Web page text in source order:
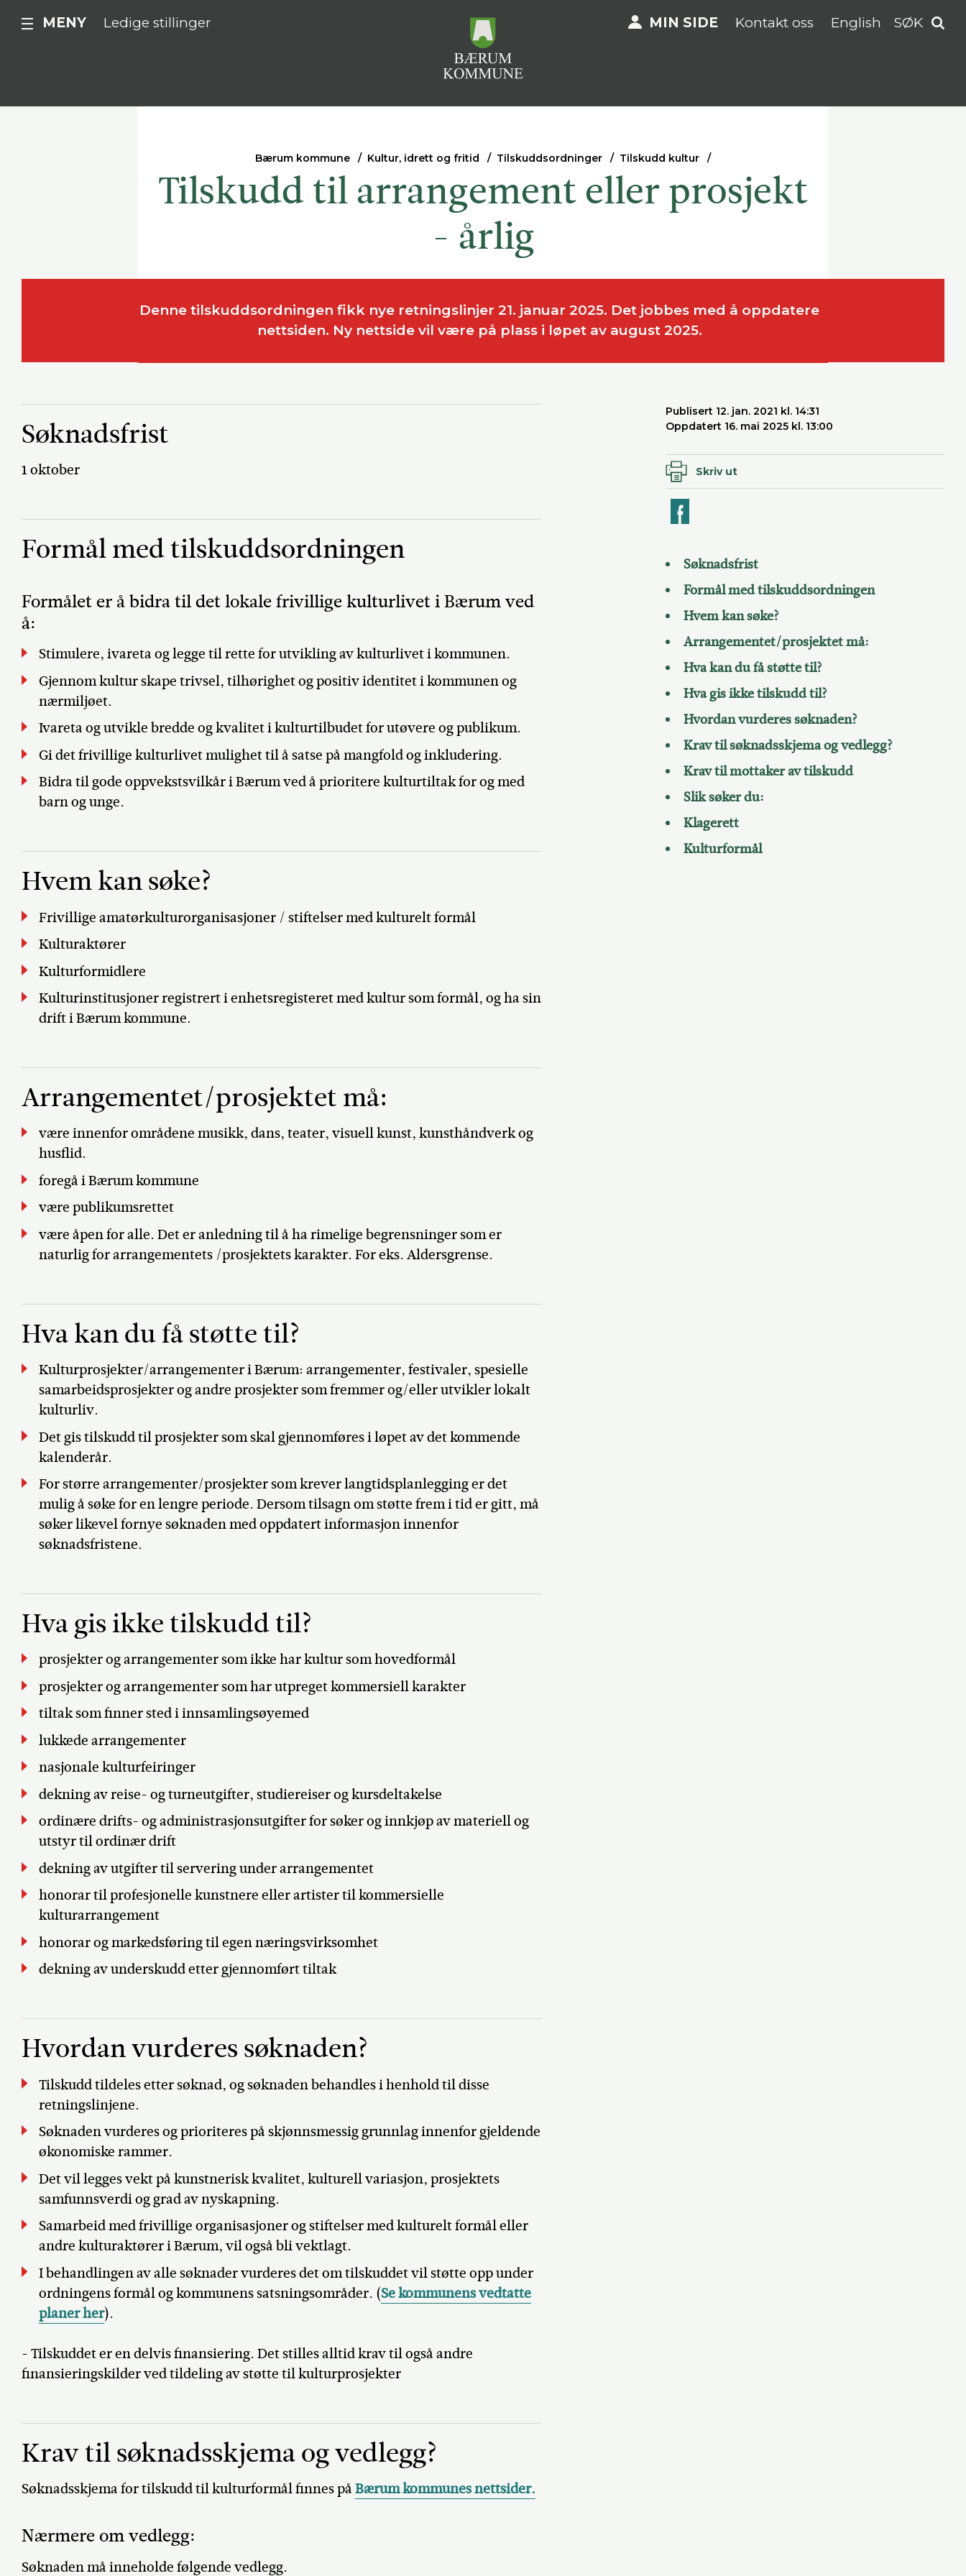
MENY Ledige stillinger MIN SIDE Kontakt oss English SØK
Bærum kommune Kultur, idrett og fritid Tilskuddsordninger Tilskudd kultur
Tilskudd til arrangement eller prosjekt
- årlig
Denne tilskuddsordningen fikk nye retningslinjer 21. januar 2025. Det jobbes med å oppdatere
nettsiden. Ny nettside vil være på plass i løpet av august 2025.
Søknadsfrist
1 oktober
Formål med tilskuddsordningen
Formålet er å bidra til det lokale frivillige kulturlivet i Bærum ved
å:
Stimulere, ivareta og legge til rette for utvikling av kulturlivet i kommunen.
Gjennom kultur skape trivsel, tilhørighet og positiv identitet i kommunen og
nærmiljøet.
Ivareta og utvikle bredde og kvalitet i kulturtilbudet for utøvere og publikum.
Gi det frivillige kulturlivet mulighet til å satse på mangfold og inkludering.
Bidra til gode oppvekstsvilkår i Bærum ved å prioritere kulturtiltak for og med
barn og unge.
Hvem kan søke?
Frivillige amatørkulturorganisasjoner / stiftelser med kulturelt formål
Kulturaktører
Kulturformidlere
Kulturinstitusjoner registrert i enhetsregisteret med kultur som formål, og ha sin
drift i Bærum kommune.
Arrangementet/prosjektet må:
være innenfor områdene musikk, dans, teater, visuell kunst, kunsthåndverk og
husflid.
foregå i Bærum kommune
være publikumsrettet
være åpen for alle. Det er anledning til å ha rimelige begrensninger som er
naturlig for arrangementets /prosjektets karakter. For eks. Aldersgrense.
Hva kan du få støtte til?
Kulturprosjekter/arrangementer i Bærum: arrangementer, festivaler, spesielle
samarbeidsprosjekter og andre prosjekter som fremmer og/eller utvikler lokalt
kulturliv.
Det gis tilskudd til prosjekter som skal gjennomføres i løpet av det kommende
kalenderår.
For større arrangementer/prosjekter som krever langtidsplanlegging er det
mulig å søke for en lengre periode. Dersom tilsagn om støtte frem i tid er gitt, må
søker likevel fornye søknaden med oppdatert informasjon innenfor
søknadsfristene.
Hva gis ikke tilskudd til?
prosjekter og arrangementer som ikke har kultur som hovedformål
prosjekter og arrangementer som har utpreget kommersiell karakter
tiltak som finner sted i innsamlingsøyemed
lukkede arrangementer
nasjonale kulturfeiringer
dekning av reise- og turneutgifter, studiereiser og kursdeltakelse
ordinære drifts- og administrasjonsutgifter for søker og innkjøp av materiell og
utstyr til ordinær drift
dekning av utgifter til servering under arrangementet
honorar til profesjonelle kunstnere eller artister til kommersielle
kulturarrangement
honorar og markedsføring til egen næringsvirksomhet
dekning av underskudd etter gjennomført tiltak
Hvordan vurderes søknaden?
Tilskudd tildeles etter søknad, og søknaden behandles i henhold til disse
retningslinjene.
Søknaden vurderes og prioriteres på skjønnsmessig grunnlag innenfor gjeldende
økonomiske rammer.
Det vil legges vekt på kunstnerisk kvalitet, kulturell variasjon, prosjektets
samfunnsverdi og grad av nyskapning.
Samarbeid med frivillige organisasjoner og stiftelser med kulturelt formål eller
andre kulturaktører i Bærum, vil også bli vektlagt.
I behandlingen av alle søknader vurderes det om tilskuddet vil støtte opp under
ordningens formål og kommunens satsningsområder. (Se kommunens vedtatte
planer her).
- Tilskuddet er en delvis finansiering. Det stilles alltid krav til også andre
finansieringskilder ved tildeling av støtte til kulturprosjekter
Krav til søknadsskjema og vedlegg?
Søknadsskjema for tilskudd til kulturformål finnes påBærum kommunes nettsider.
Nærmere om vedlegg:
Søknaden må inneholde følgende vedlegg.
Publisert 12. jan. 2021 kl. 14:31
Oppdatert 16. mai 2025 kl. 13:00
Skriv ut
Søknadsfrist
Formål med tilskuddsordningen
Hvem kan søke?
Arrangementet/prosjektet må:
Hva kan du få støtte til?
Hva gis ikke tilskudd til?
Hvordan vurderes søknaden?
Krav til søknadsskjema og vedlegg?
Krav til mottaker av tilskudd
Slik søker du:
Klagerett
Kulturformål